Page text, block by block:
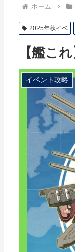
ホーム
2025年秋イベ
【艦こ
イベント攻略